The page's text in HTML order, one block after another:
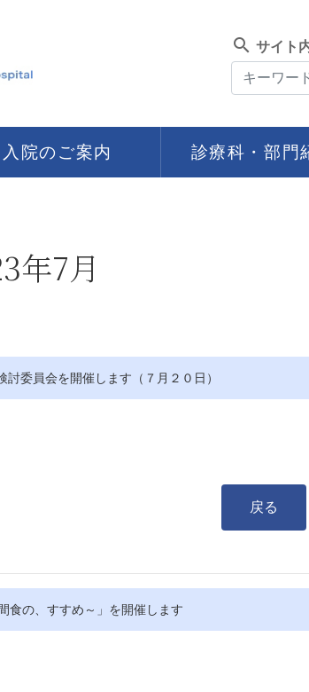
search サイト
入院のご案内 診療科・部門
年7月
委員会を開催します（７月２０日）
戻る
の、すすめ～」を開催します